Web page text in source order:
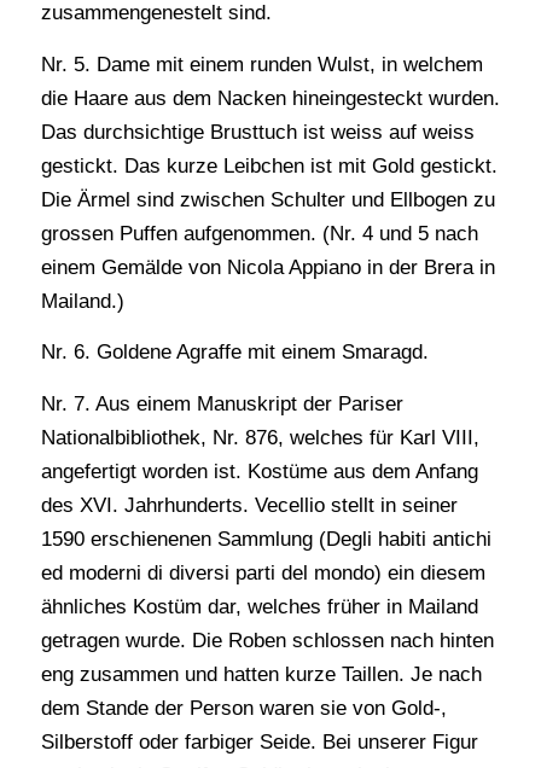
zusammengenestelt sind.
Nr. 5. Dame mit einem runden Wulst, in welchem
die Haare aus dem Nacken hineingesteckt wurden.
Das durchsichtige Brusttuch ist weiss auf weiss
gestickt. Das kurze Leibchen ist mit Gold gestickt.
Die Ärmel sind zwischen Schulter und Ellbogen zu
grossen Puffen aufgenommen. (Nr. 4 und 5 nach
einem Gemälde von Nicola Appiano in der Brera in
Mailand.)
Nr. 6. Goldene Agraffe mit einem Smaragd.
Nr. 7. Aus einem Manuskript der Pariser
Nationalbibliothek, Nr. 876, welches für Karl VIII,
angefertigt worden ist. Kostüme aus dem Anfang
des XVI. Jahrhunderts. Vecellio stellt in seiner
1590 erschienenen Sammlung (Degli habiti antichi
ed moderni di diversi parti del mondo) ein diesem
ähnliches Kostüm dar, welches früher in Mailand
getragen wurde. Die Roben schlossen nach hinten
eng zusammen und hatten kurze Taillen. Je nach
dem Stande der Person waren sie von Gold-,
Silberstoff oder farbiger Seide. Bei unserer Figur